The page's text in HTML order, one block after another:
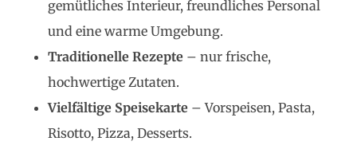
gemütliches Interieur, freundliches Personal
und eine warme Umgebung.
Traditionelle Rezepte – nur frische,
hochwertige Zutaten.
Vielfältige Speisekarte – Vorspeisen, Pasta,
Risotto, Pizza, Desserts.